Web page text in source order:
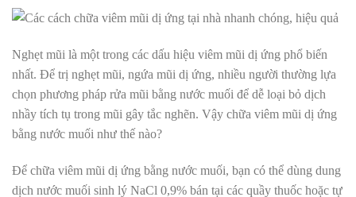
Nghẹt mũi là một trong các dấu hiệu viêm mũi dị ứng phổ biến
nhất. Để trị nghẹt mũi, ngứa mũi dị ứng, nhiều người thường lựa
chọn phương pháp rửa mũi bằng nước muối để dễ loại bỏ dịch
nhầy tích tụ trong mũi gây tắc nghẽn. Vậy chữa viêm mũi dị ứng
bằng nước muối như thế nào?
Để chữa viêm mũi dị ứng bằng nước muối, bạn có thể dùng dung
dịch nước muối sinh lý NaCl 0,9% bán tại các quầy thuốc hoặc tự